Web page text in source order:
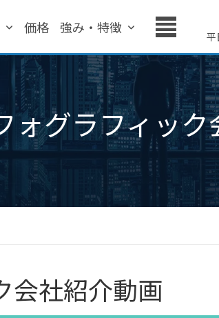
価格 強み・特徴
平
ォグラフィッ
会社紹介動画